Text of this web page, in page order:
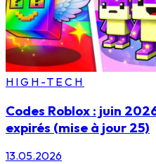
HIGH-TECH
Codes Roblox : juin
expirés (mise à jour 25)
13.05.2026